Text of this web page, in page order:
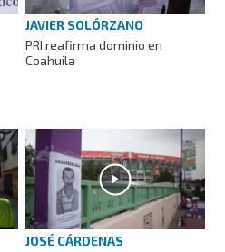
JAVIER SOLÓRZANO
PRI reafirma dominio en
Coahuila
JOSÉ CÁRDENAS